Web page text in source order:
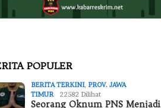
POPULER
BERITA TERKINI,PROV. JAWA
TIMUR
22582 Dilihat
Seorang Oknum PNS Menjadi